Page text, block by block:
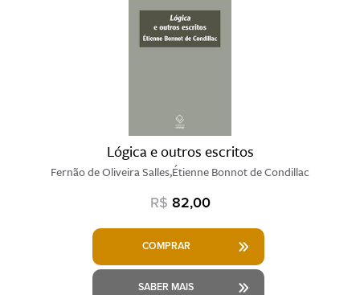
Lógica e outros escritos
Fernão de Oliveira Salles,Étienne Bonnot de Condillac
R$ 82,00
COMPRAR
SABER MAIS